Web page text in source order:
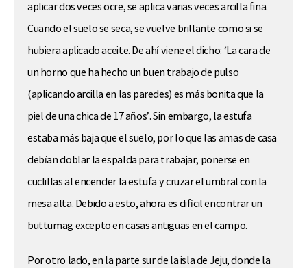
aplicar dos veces ocre, se aplica varias veces arcilla fina.
Cuando el suelo se seca, se vuelve brillante como si se
hubiera aplicado aceite. De ahí viene el dicho: ‘La cara de
un horno que ha hecho un buen trabajo de pulso
(aplicando arcilla en las paredes) es más bonita que la
piel de una chica de 17 años’. Sin embargo, la estufa
estaba más baja que el suelo, por lo que las amas de casa
debían doblar la espalda para trabajar, ponerse en
cuclillas al encender la estufa y cruzar el umbral con la
mesa alta. Debido a esto, ahora es difícil encontrar un
buttumag excepto en casas antiguas en el campo.
Por otro lado, en la parte sur de la isla de Jeju, donde la